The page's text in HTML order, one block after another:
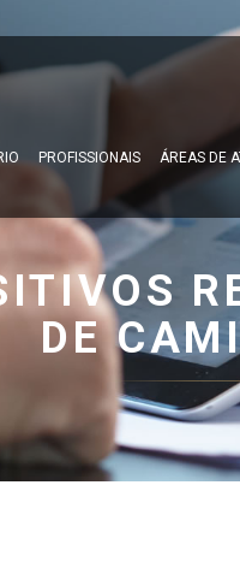
PROFISSIONAIS ÁREAS DE
DE